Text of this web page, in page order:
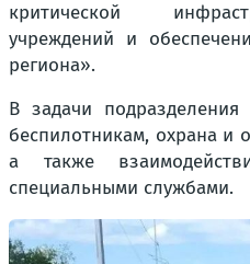
критической
учреждений и
региона».
В задачи подразделения
беспилотникам, охрана и
а также
специальными службами.